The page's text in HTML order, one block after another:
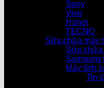
Sony
Vivo
Honor
TECNO
Sửa chữa máy
Sửa chữa
Samsung
Máy tính
Tin